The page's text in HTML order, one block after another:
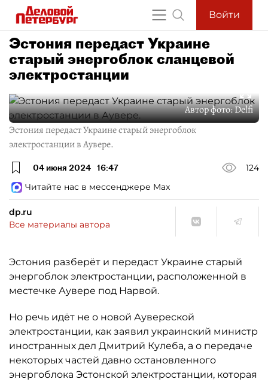
Войти
Эстония передаст Украине
старый энергоблок сланцевой
электростанции
Автор фото:Delfi
Эстония передаст Украине старый энергоблок
электростанции в Аувере.
04 июня 2024 16:47
124
Читайте нас в мессенджере Max
dp.ru
Все материалы автора
Эстония разберёт и передаст Украине старый
энергоблок электростанции, расположенной в
местечке Аувере под Нарвой.
Но речь идёт не о новой Аувереской
электростанции, как заявил украинский министр
иностранных дел Дмитрий Кулеба, а о передаче
некоторых частей давно остановленного
энергоблока Эстонской электростанции, которая